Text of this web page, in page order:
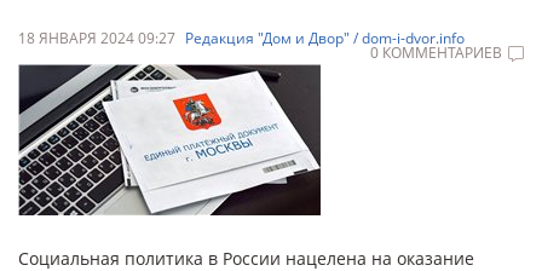
18 ЯНВАРЯ 2024 09:27 Редакция "Дом и Двор" / dom-i-dvor.info
0 КОММЕНТАРИЕВ
Социальная политика в России нацелена на оказание